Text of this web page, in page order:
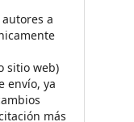
a
sitio web)
envío, ya
más